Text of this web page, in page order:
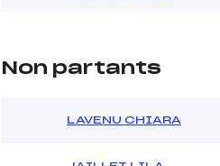
Non partants
LAVENU CHIARA